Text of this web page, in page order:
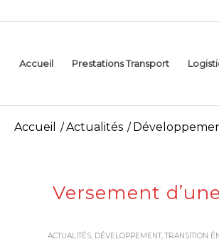
Accueil Prestations Transport
Accueil /Actualités /
Versement
ACTUALITÉS, DÉVELOPPEMENT,TRANSITION